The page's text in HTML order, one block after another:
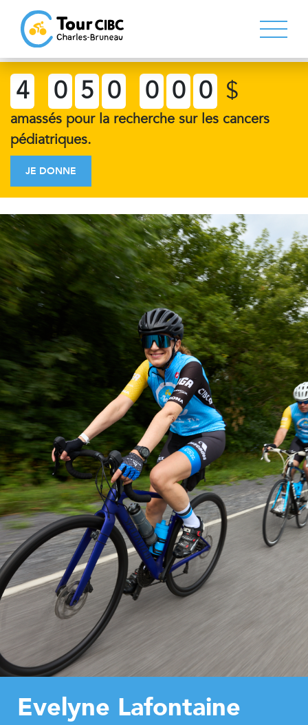
4 0 5 0 0 0 0 $
amassés pour la recherche sur les cancers
pédiatriques.
JE DONNE
Evelyne Lafontaine